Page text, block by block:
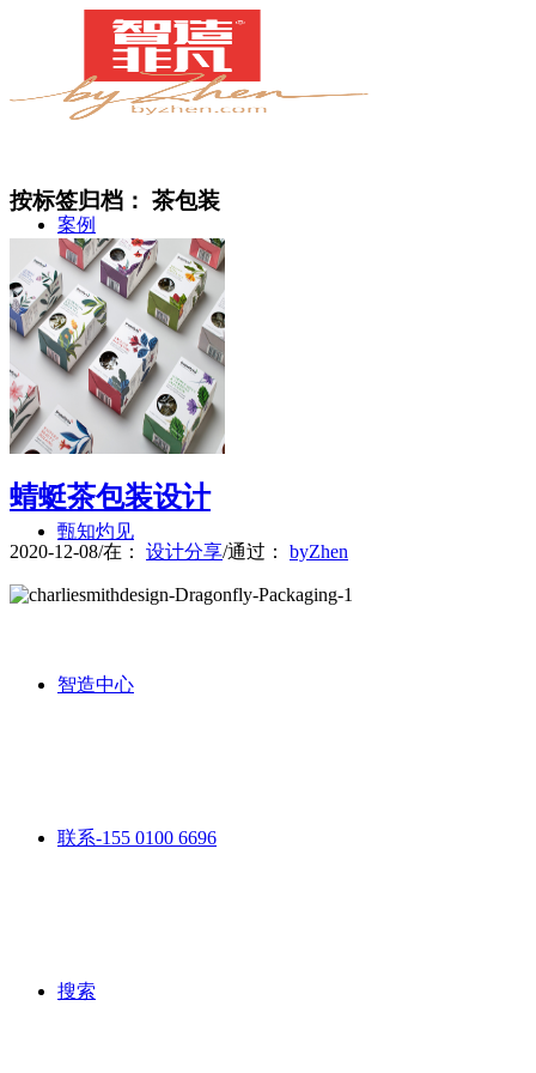
案例
简介
甄知灼见
智造中心
联系-155 0100 6696
搜索
按标签归档： 茶包装
蜻蜓茶包装设计
2020-12-08/在： 设计分享/通过： byZhen